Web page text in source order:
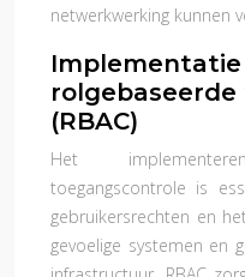
netwerkwerking kunnen
Implementatie
(RBAC)
Het
toegangscontrole is
gebruikersrechten en
gevoelige systemen en